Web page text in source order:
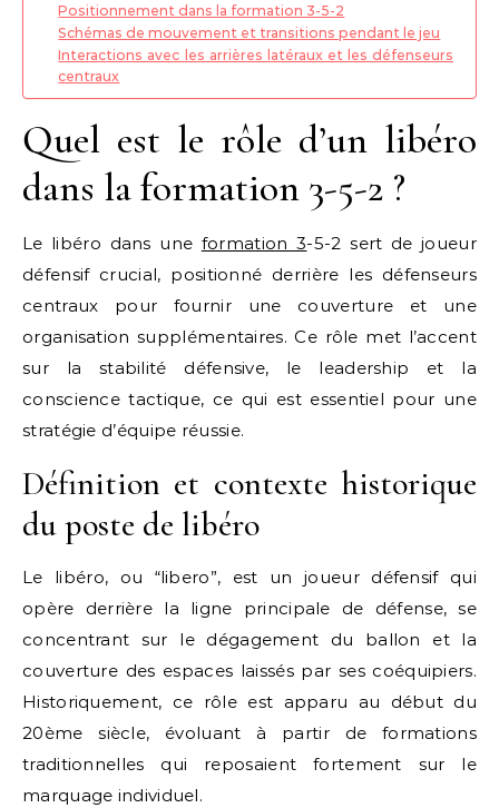
Positionnement dans la formation 3-5-2
Schémas de mouvement et transitions pendant le jeu
Interactions avec les arrières latéraux et les défenseurs
centraux
Quel est le rôle d’un libéro
dans la formation 3-5-2 ?
Le libéro dans une formation 3-5-2 sert de joueur
défensif crucial, positionné derrière les défenseurs
centraux pour fournir une couverture et une
organisation supplémentaires. Ce rôle met l’accent
sur la stabilité défensive, le leadership et la
conscience tactique, ce qui est essentiel pour une
stratégie d’équipe réussie.
Définition et contexte historique
du poste de libéro
Le libéro, ou “libero”, est un joueur défensif qui
opère derrière la ligne principale de défense, se
concentrant sur le dégagement du ballon et la
couverture des espaces laissés par ses coéquipiers.
Historiquement, ce rôle est apparu au début du
20ème siècle, évoluant à partir de formations
traditionnelles qui reposaient fortement sur le
marquage individuel.